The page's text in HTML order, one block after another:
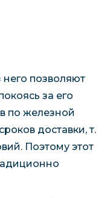
позволяют
за его
по железной
доставки, т.
Поэтому этот